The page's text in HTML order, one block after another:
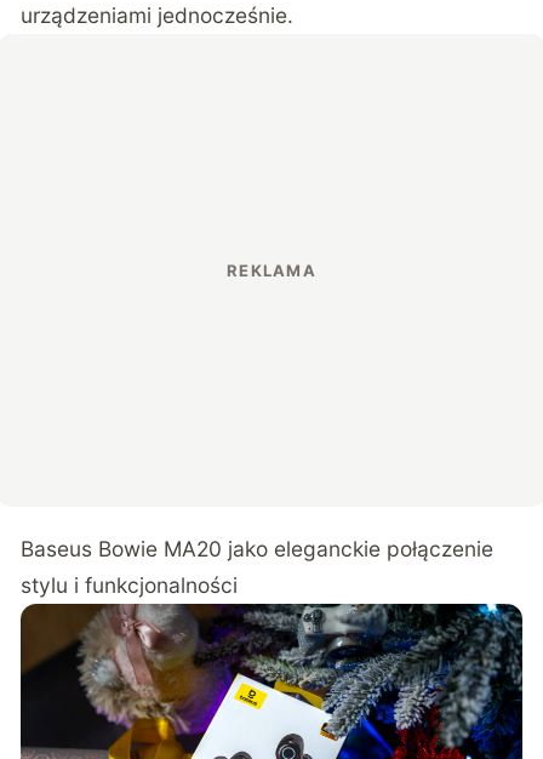
urządzeniami jednocześnie.
Baseus Bowie MA20 jako eleganckie połączenie
stylu i funkcjonalności